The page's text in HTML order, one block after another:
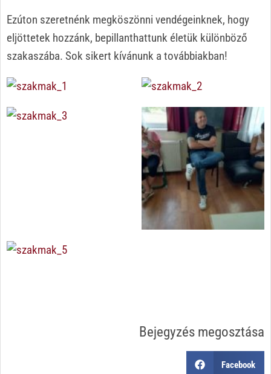
Ezúton szeretnénk megköszönni vendégeinknek, hogy
eljöttetek hozzánk, bepillanthattunk életük különböző
szakaszába. Sok sikert kívánunk a továbbiakban!
Bejegyzés megosztása
Facebook